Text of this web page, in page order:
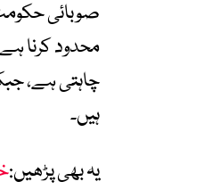
صوبائی
محدود کرنا
چاہتی ہے،
ہیں۔
یہ بھی پڑھیں: